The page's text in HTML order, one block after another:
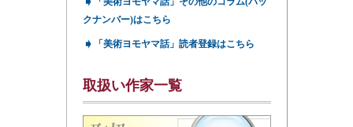
クナンバー)はこちら
➧ 「美術ヨモヤマ話」読者登録はこちら
取扱い作家一覧